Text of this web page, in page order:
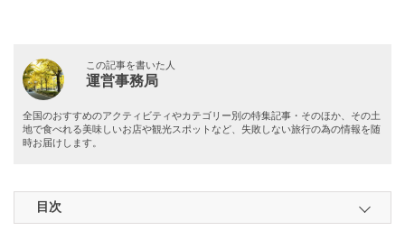
この記事を書いた人
運営事務局
全国のおすすめのアクティビティやカテゴリー別の特集記事・そのほか、その土
地で食べれる美味しいお店や観光スポットなど、失敗しない旅行の為の情報を随
時お届けします。
目次